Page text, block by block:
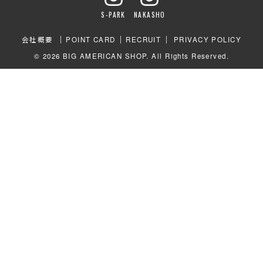
ー
シ
S-PARK NAKASHO
会社概要 POINT CARD RECRUIT
PRIVACY POLICY
© 2026 BIG AMERICAN SHOP. All Rights Reserved.